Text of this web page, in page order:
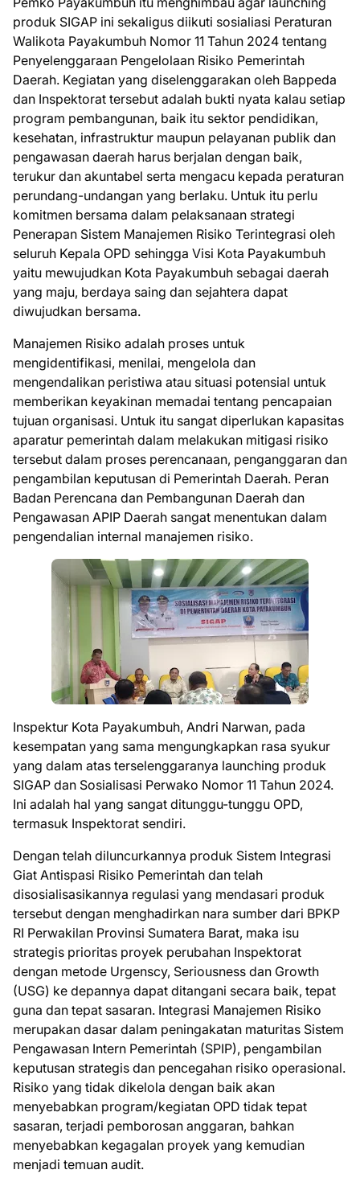
produk SIGAP ini sekaligus diikuti sosialiasi Peraturan
Walikota Payakumbuh Nomor 11 Tahun 2024 tentang
Penyelenggaraan Pengelolaan Risiko Pemerintah
Daerah. Kegiatan yang diselenggarakan oleh Bappeda
dan Inspektorat tersebut adalah bukti nyata kalau setiap
program pembangunan, baik itu sektor pendidikan,
kesehatan, infrastruktur maupun pelayanan publik dan
pengawasan daerah harus berjalan dengan baik,
terukur dan akuntabel serta mengacu kepada peraturan
perundang-undangan yang berlaku. Untuk itu perlu
komitmen bersama dalam pelaksanaan strategi
Penerapan Sistem Manajemen Risiko Terintegrasi oleh
seluruh Kepala OPD sehingga Visi Kota Payakumbuh
yaitu mewujudkan Kota Payakumbuh sebagai daerah
yang maju, berdaya saing dan sejahtera dapat
diwujudkan bersama.
Manajemen Risiko adalah proses untuk
mengidentifikasi, menilai, mengelola dan
mengendalikan peristiwa atau situasi potensial untuk
memberikan keyakinan memadai tentang pencapaian
tujuan organisasi. Untuk itu sangat diperlukan kapasitas
aparatur pemerintah dalam melakukan mitigasi risiko
tersebut dalam proses perencanaan, penganggaran dan
pengambilan keputusan di Pemerintah Daerah. Peran
Badan Perencana dan Pembangunan Daerah dan
Pengawasan APIP Daerah sangat menentukan dalam
pengendalian internal manajemen risiko.
Inspektur Kota Payakumbuh, Andri Narwan, pada
kesempatan yang sama mengungkapkan rasa syukur
yang dalam atas terselenggaranya launching produk
SIGAP dan Sosialisasi Perwako Nomor 11 Tahun 2024.
Ini adalah hal yang sangat ditunggu-tunggu OPD,
termasuk Inspektorat sendiri.
Dengan telah diluncurkannya produk Sistem Integrasi
Giat Antispasi Risiko Pemerintah dan telah
disosialisasikannya regulasi yang mendasari produk
tersebut dengan menghadirkan nara sumber dari BPKP
RI Perwakilan Provinsi Sumatera Barat, maka isu
strategis prioritas proyek perubahan Inspektorat
dengan metode Urgenscy, Seriousness dan Growth
(USG) ke depannya dapat ditangani secara baik, tepat
guna dan tepat sasaran. Integrasi Manajemen Risiko
merupakan dasar dalam peningakatan maturitas Sistem
Pengawasan Intern Pemerintah (SPIP), pengambilan
keputusan strategis dan pencegahan risiko operasional.
Risiko yang tidak dikelola dengan baik akan
menyebabkan program/kegiatan OPD tidak tepat
sasaran, terjadi pemborosan anggaran, bahkan
menyebabkan kegagalan proyek yang kemudian
menjadi temuan audit.